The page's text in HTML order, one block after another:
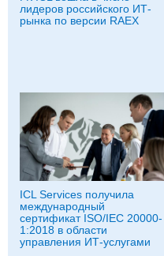
лидеров российского ИТ-
рынка по версии RAEX
ICL Services получила
международный
сертификат ISO/IEC 20000-
1:2018 в области
управления ИТ-услугами